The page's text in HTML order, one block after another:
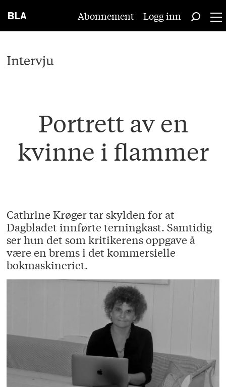
Abonnement Logg inn
Intervju
Portrett av en
kvinne i flammer
Cathrine Krøger tar skylden for at
Dagbladet innførte terningkast. Samtidig
ser hun det som kritikerens oppgave å
være en brems i det kommersielle
bokmaskineriet.